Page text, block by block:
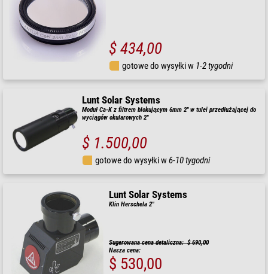
$ 434,00
gotowe do wysyłki w 1-2 tygodni
Lunt Solar Systems
Moduł Ca-K z filtrem blokującym 6mm 2" w tulei przedłużającej do
wyciągów okularowych 2"
$ 1.500,00
gotowe do wysyłki w6-10 tygodni
Lunt Solar Systems
Klin Herschela 2"
Sugerowana cena detaliczna: $ 690,00
Nasza cena:
$ 530,00